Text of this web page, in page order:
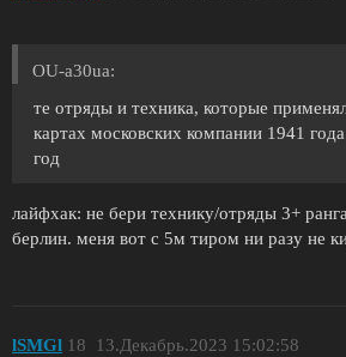
OU-a30ua:
те отряды и техника, которые
картах московских компании 1941
год
лайфхак: не бери технику/отряды 3+
берлин. меня вот с 5м тиром ни разу не
lSMGl 13.Декабрь.2023 15:02:58
18